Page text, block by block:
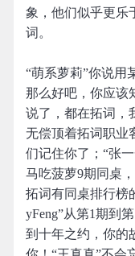
象，他们似乎更乐
词。
“萌系萝莉”你说用
那么好吧，你应该
说了，都在拓词，
无偿顶着拓词职业
们记住你了；“张
马吃菠萝9期同桌
拓词有同桌排行榜
yFeng”从第1期到
到十年之约，你的